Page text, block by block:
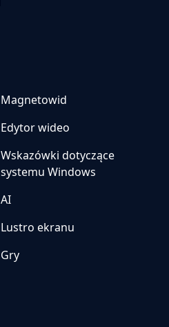
Magnetowid
Edytor wideo
Wskazówki dotyczące
systemu Windows
AI
Lustro ekranu
Gry